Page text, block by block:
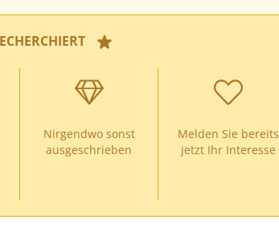
Nirgendwo sonst
ausgeschrieben
Melden Sie bereits
jetzt Ihr Interesse